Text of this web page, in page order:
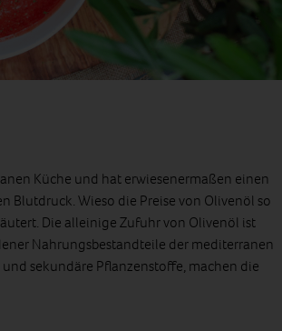
Küche und hat erwiesenermaßen einen
Blutdruck. Wieso die Preise von Olivenöl so
Die alleinige Zufuhr von Olivenöl ist
Nahrungsbestandteile der mediterranen
sekundäre Pflanzenstoffe, machen die